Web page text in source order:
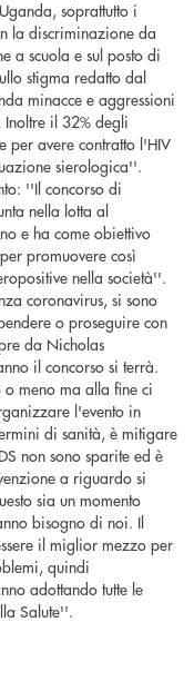
soprattutto i
la discriminazione da
a scuola e sul posto di
stigma redatto dal
minacce e aggressioni
il 32% degli
per avere contratto l'HIV
sierologica''.
''Il concorso di
nella lotta al
e ha come obiettivo
promuovere così
nella società''.
coronavirus, si sono
o proseguire con
da Nicholas
il concorso si terrà.
meno ma alla fine ci
l'evento in
di sanità, è mitigare
non sono sparite ed è
a riguardo si
sia un momento
bisogno di noi. Il
il miglior mezzo per
quindi
adottando tutte le
Salute''.